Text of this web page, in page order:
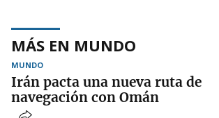
MÁS EN MUNDO
MUNDO
Irán pacta una nueva ruta de
navegación con Omán